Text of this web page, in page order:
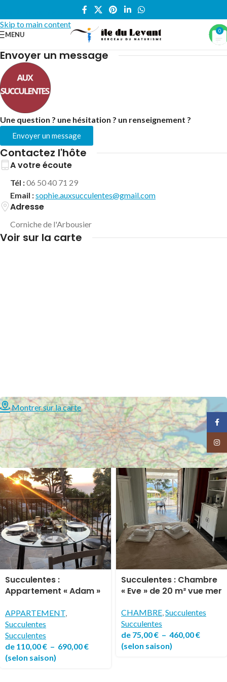
Skip to main content
MENU 0
Accueil
Envoyer un message
Une question ? une hésitation ? un renseignement ?
Envoyer un message
Contactez l'hôte
A votre écoute
Tél :06 50 40 71 29
Email :sophie.auxsucculentes@gmail.com
Adresse
Corniche de l'Arbousier
Voir sur la carte
Montrer sur la carte
SUCCULENTES
Succulentes :
Appartement « Adam »
APPARTEMENT,
Succulentes
Succulentes
de 110,00€ – 690,00€
(selon saison)
SUCCULENTES
Succulentes : Chambre
« Eve » de 20 m² vue mer
CHAMBRE,Succulentes
Succulentes
de 75,00€ – 460,00€
(selon saison)